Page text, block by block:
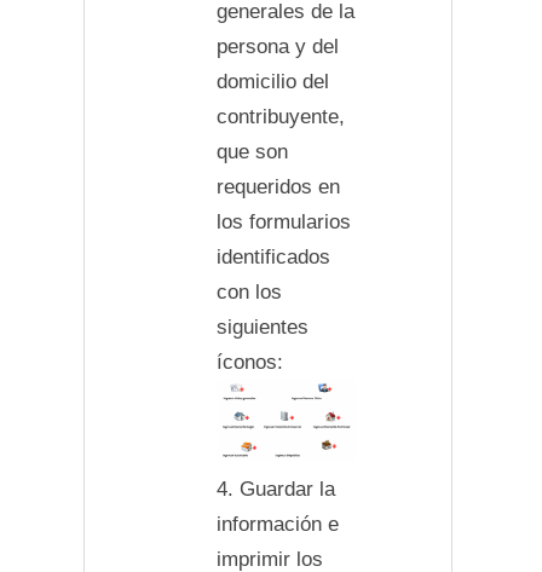
generales de la
persona y del
domicilio del
contribuyente,
que son
requeridos en
los formularios
identificados
con los
siguientes
íconos:
4. Guardar la
información e
imprimir los